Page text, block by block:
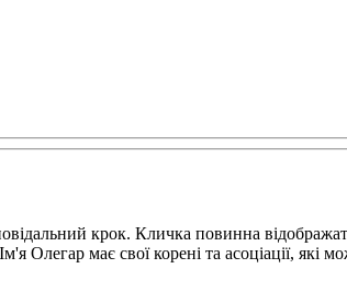
крок. Кличка повинна
Олегар має свої корені та асоціації, які